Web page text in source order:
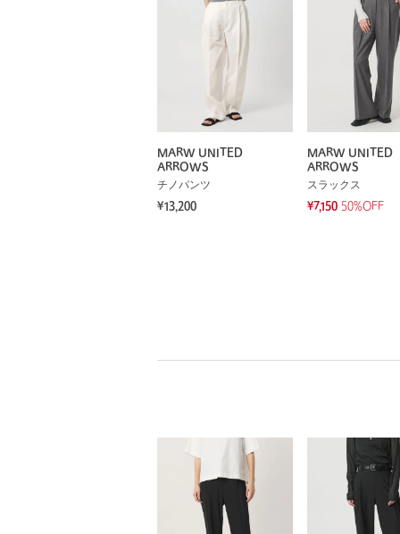
MARW UNITED
ARROWS
チノパンツ
¥13,200
MARW UNITED
ARROWS
スラックス
¥7,150 50%OFF